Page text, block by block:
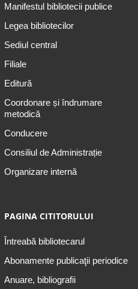
Manifestul bibliotecii publice
Legea bibliotecilor
Sediul central
Filiale
Editură
Coordonare și îndrumare
metodică
Conducere
Consiliul de Administrație
Organizare internă
PAGINA CITITORULUI
Întreabă bibliotecarul
Abonamente publicaţii periodice
Anuare, bibliografii